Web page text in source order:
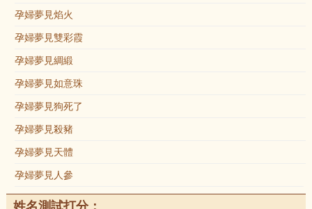
孕婦夢見焰火
孕婦夢見雙彩霞
孕婦夢見綢緞
孕婦夢見如意珠
孕婦夢見狗死了
孕婦夢見殺豬
孕婦夢見天體
孕婦夢見人參
姓名測試打分：